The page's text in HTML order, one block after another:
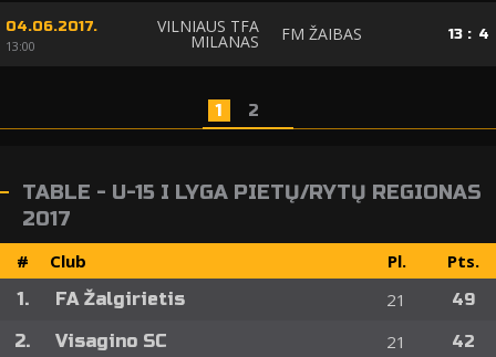
04.06.2017.
13:00
VILNIAUS TFA
MILANAS FM ŽAIBAS 13 : 4
1 2
TABLE - U-15 I LYGA PIETŲ/RYTŲ REGIONAS
2017
# Club Pl. Pts.
1. FA Žalgirietis 21 49
2. Visagino SC 21 42